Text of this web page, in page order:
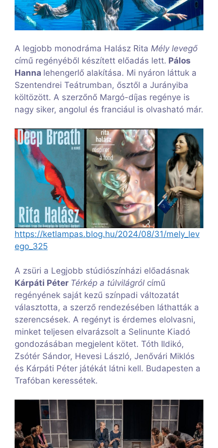
A legjobb monodráma Halász Rita Mély levegő
című regényéből készített előadás lett. Pálos
Hanna lehengerlő alakítása. Mi nyáron láttuk a
Szentendrei Teátrumban, ősztől a Jurányiba
költözött. A szerzőnő Margó-díjas regénye is
nagy siker, angolul és franciául is olvasható már.
https://ketlampas.blog.hu/2024/08/31/mely_lev
ego_325
A zsüri a Legjobb stúdiószínházi előadásnak
Kárpáti Péter Térkép a túlvilágról című
regényének saját kezű színpadi változatát
választotta, a szerző rendezésében láthatták a
szerencsések. A regényt is érdemes elolvasni,
minket teljesen elvarázsolt a Selinunte Kiadó
gondozásában megjelent kötet. Tóth Ildikó,
Zsótér Sándor, Hevesi László, Jenővári Miklós
és Kárpáti Péter játékát látni kell. Budapesten a
Trafóban keressétek.